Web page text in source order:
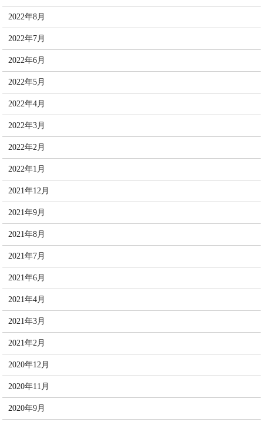
2022年8月
2022年7月
2022年6月
2022年5月
2022年4月
2022年3月
2022年2月
2022年1月
2021年12月
2021年9月
2021年8月
2021年7月
2021年6月
2021年4月
2021年3月
2021年2月
2020年12月
2020年11月
2020年9月